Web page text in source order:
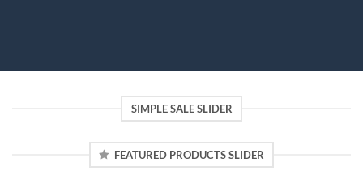
SIMPLE SALE SLIDER
FEATURED PRODUCTS SLIDER